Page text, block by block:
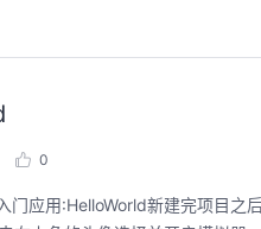
0
用:HelloWorld新建完项目之